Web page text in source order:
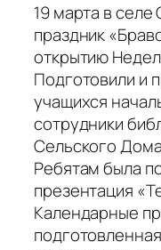
19 марта в
праздник
открытию
Подготовили и
учащихся
сотрудники
Сельского
Ребятам была
презентация
Календарные